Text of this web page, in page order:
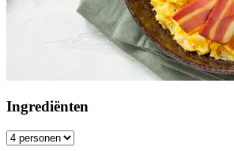
Ingrediënten